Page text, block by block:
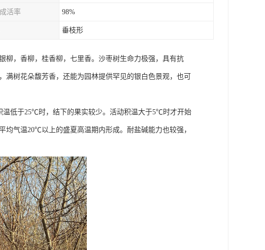
活率 98%
垂枝形
柳，香柳，桂香柳，七里香。沙枣树生命力极强，具有抗
树花朵馥芳香，还能为园林提供罕见的银白色景观，也可
低于25℃时，结下的果实较少。活动积温大于5℃时才开始
气温20℃以上的盛夏高温期内形成。耐盐碱能力也较强，